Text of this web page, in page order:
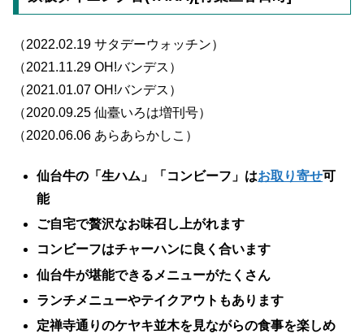
（2022.02.19 サタデーウォッチン）
（2021.11.29 OH!バンデス）
（2021.01.07 OH!バンデス）
（2020.09.25 仙臺いろは増刊号）
（2020.06.06 あらあらかしこ）
仙台牛の「生ハム」「コンビーフ」はお取り寄せ可
能
ご自宅で贅沢なお味召し上がれます
コンビーフはチャーハンに良く合います
仙台牛が堪能できるメニューがたくさん
ランチメニューやテイクアウトもあります
定禅寺通りのケヤキ並木を見ながらの食事を楽しめ